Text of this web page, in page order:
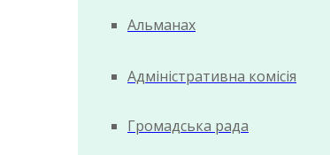
Альманах
Адміністративна комісія
Громадська рада